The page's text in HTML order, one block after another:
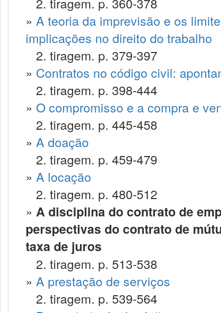
» A teoria da imprevisão e os
implicações no direito do trabalho
2. tiragem. p. 379-397
» Contratos no código civil:
2. tiragem. p. 398-444
» O compromisso e a compra e
2. tiragem. p. 445-458
» A doação
2. tiragem. p. 459-479
» A locação
2. tiragem. p. 480-512
» A disciplina do contrato de
perspectivas do contrato de
taxa de juros
2. tiragem. p. 513-538
» A prestação de serviços
2. tiragem. p. 539-564